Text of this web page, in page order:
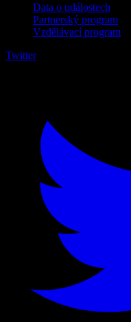
Data o událostech
Partnerský program
Vzdělávací program
Twitter